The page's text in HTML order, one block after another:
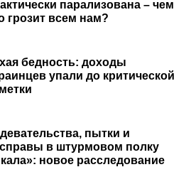
парализована – чем
грозит всем нам?
бедность: доходы
упали до критической
пытки и
в штурмовом полку
новое расследование